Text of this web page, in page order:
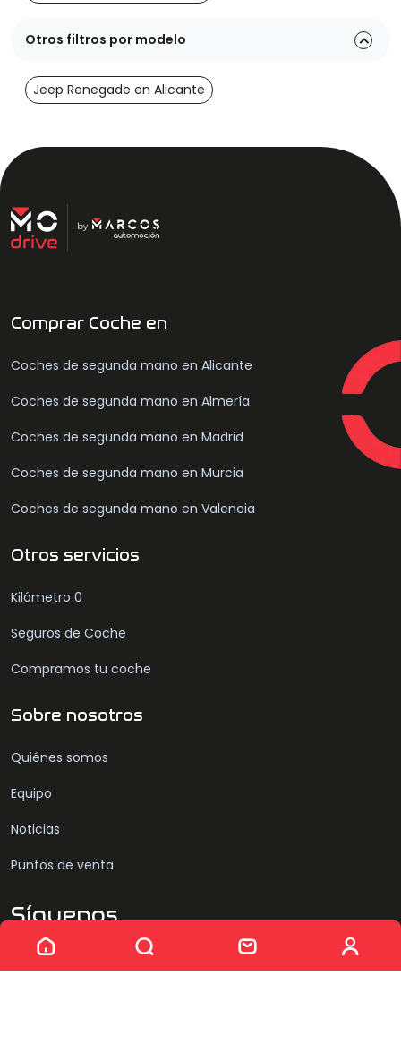
Sin resultados
Otros filtros por modelo
Jeep Renegade en Alicante
Comprar Coche en
Coches de segunda mano en Alicante
Coches de segunda mano en Almería
Coches de segunda mano en Madrid
Coches de segunda mano en Murcia
Coches de segunda mano en Valencia
Otros servicios
Kilómetro 0
Seguros de Coche
Compramos tu coche
Sobre nosotros
Quiénes somos
Equipo
Noticias
Puntos de venta
Síguenos